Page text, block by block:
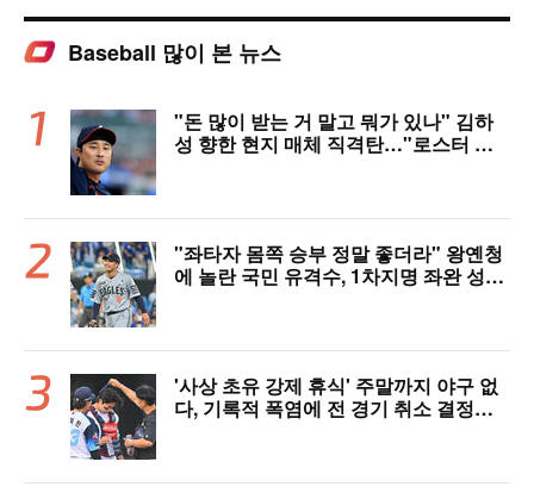
Baseball 많이 본 뉴스
"돈 많이 받는 거 말고 뭐가 있나" 김하
성 향한 현지 매체 직격탄…"로스터 한
"좌타자 몸쪽 승부 정말 좋더라" 왕옌청
에 놀란 국민 유격수, 1차지명 좌완 성장
'사상 초유 강제 휴식' 주말까지 야구 없
다, 기록적 폭염에 전 경기 취소 결정…1